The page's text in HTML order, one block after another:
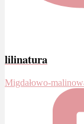
lilinatura
Migdałowo-